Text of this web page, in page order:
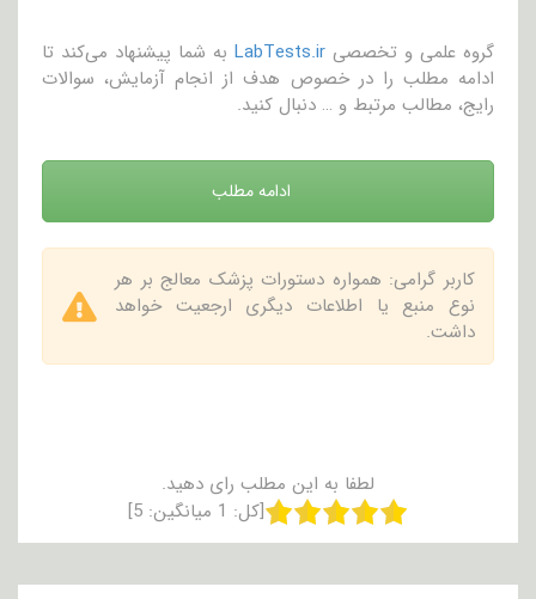
گروه علمی و تخصصی LabTests.ir به شما پیشنهاد می‌کند تا
ادامه مطلب را در خصوص هدف از انجام آزمایش، سوالات
رایج، مطالب مرتبط و … دنبال کنید.
ادامه مطلب
کاربر گرامی: همواره دستورات پزشک معالج بر هر
نوع منبع یا اطلاعات دیگری ارجعیت خواهد
داشت.
لطفا به این مطلب رای دهید.
[کل: 1 میانگین: 5
]